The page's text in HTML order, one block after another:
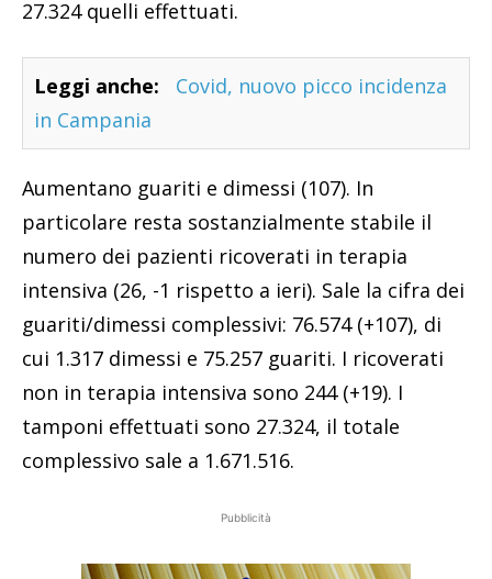
27.324 quelli effettuati.
Leggi anche:
Covid, nuovo picco incidenza
in Campania
Aumentano guariti e dimessi (107). In
particolare resta sostanzialmente stabile il
numero dei pazienti ricoverati in terapia
intensiva (26, -1 rispetto a ieri). Sale la cifra dei
guariti/dimessi complessivi: 76.574 (+107), di
cui 1.317 dimessi e 75.257 guariti. I ricoverati
non in terapia intensiva sono 244 (+19). I
tamponi effettuati sono 27.324, il totale
complessivo sale a 1.671.516.
Pubblicità